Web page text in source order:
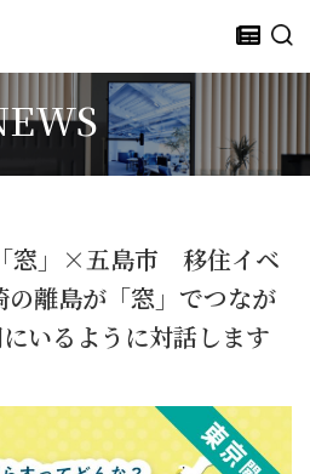
窓」×五島市 移住イベ
の離島が「窓」でつなが
いるように対話します